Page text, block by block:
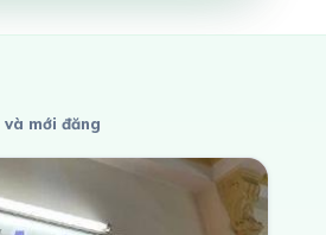
mới đăng